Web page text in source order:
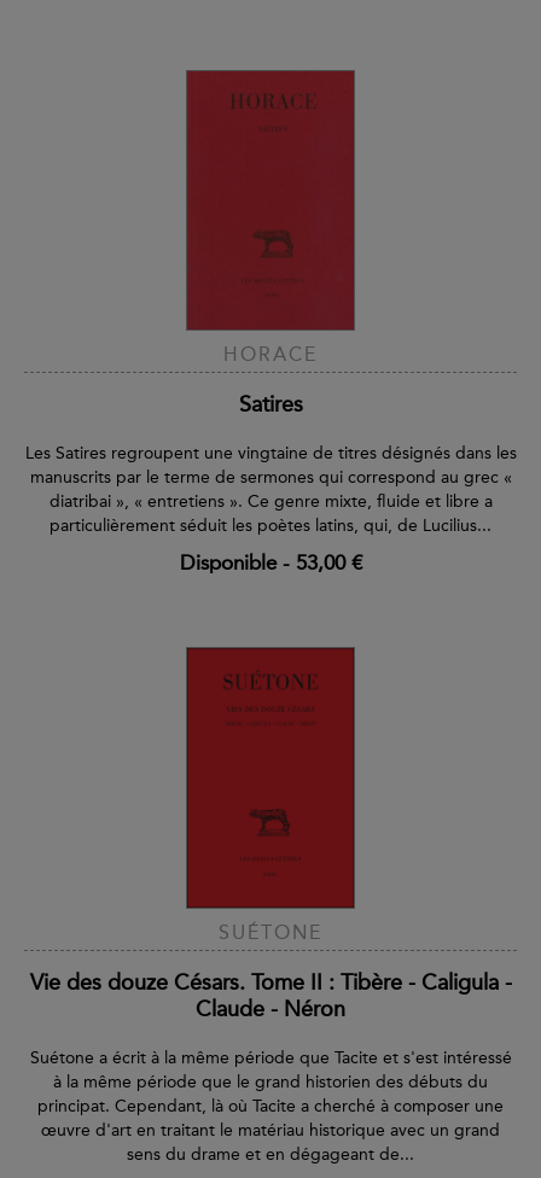
HORACE
Satires
Les Satires regroupent une vingtaine de titres désignés dans les
manuscrits par le terme de sermones qui correspond au grec «
diatribai », « entretiens ». Ce genre mixte, fluide et libre a
particulièrement séduit les poètes latins, qui, de Lucilius...
Disponible- 53,00 €
SUÉTONE
Vie des douze Césars. Tome II : Tibère - Caligula -
Claude - Néron
Suétone a écrit à la même période que Tacite et s'est intéressé
à la même période que le grand historien des débuts du
principat. Cependant, là où Tacite a cherché à composer une
œuvre d'art en traitant le matériau historique avec un grand
sens du drame et en dégageant de...